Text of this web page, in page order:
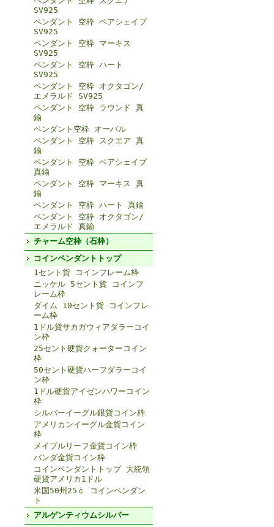
SV925
ペンダント 空枠 ペアシェイプ
SV925
ペンダント 空枠 マーキス
SV925
ペンダント 空枠 ハート
SV925
ペンダント 空枠 オクタゴン/
エメラルド SV925
ペンダント 空枠 ラウンド 真
鍮
ペンダント空枠 オーバル
ペンダント 空枠 スクエア 真
鍮
ペンダント 空枠 ペアシェイプ
真鍮
ペンダント 空枠 マーキス 真
鍮
ペンダント 空枠 ハート 真鍮
ペンダント 空枠 オクタゴン/
エメラルド 真鍮
チャーム空枠（石枠）
コインペンダントトップ
1セント貨 コインフレーム枠
ニッケル 5セント貨 コインフ
レーム枠
ダイム 10セント貨 コインフレ
ーム枠
1ドル貨サカガウィアダラーコイ
ン枠
25セント硬貨クォーターコイン
枠
50セント硬貨ハーフダラーコイ
ン枠
1ドル硬貨アイゼンハワーコイン
枠
シルバーイーグル銀貨コイン枠
アメリカンイーグル金貨コイン
枠
メイプルリーフ金貨コイン枠
パンダ金貨コイン枠
コインペンダントトップ 大統領
硬貨アメリカ1ドル
米国50州25￠ コインペンダン
ト
アルゲンティウムシルバー